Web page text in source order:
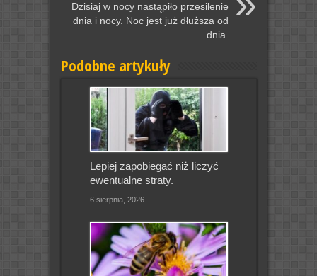
Dzisiaj w nocy nastąpiło przesilenie
dnia i nocy. Noc jest już dłuższa od
dnia.
Podobne artykuły
Lepiej zapobiegać niż liczyć
ewentualne straty.
6 sierpnia, 2026